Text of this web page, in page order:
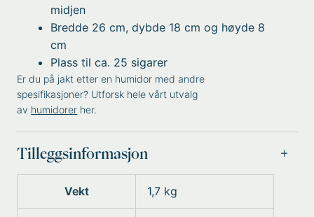
midjen
Bredde 26 cm, dybde 18 cm og høyde 8
cm
Plass til ca. 25 sigarer
Er du på jakt etter en humidor med andre
spesifikasjoner? Utforsk hele vårt utvalg
av humidorer her.
Tilleggsinformasjon
Vekt 1,7 kg